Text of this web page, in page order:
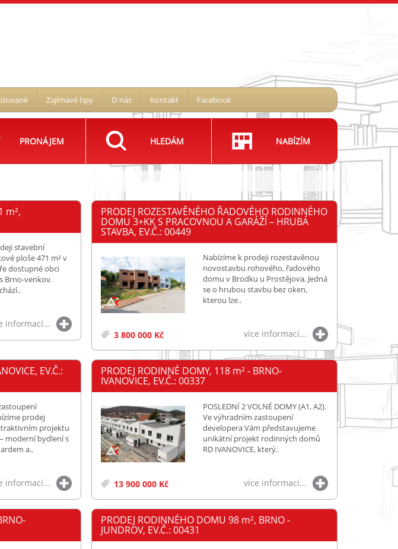
Zajímavé tipy O nás Kontakt Facebook
PRONÁJEM HLEDÁM NABÍZÍM
m²,
stavební
ploše 471 m² v
dostupné obci
Brno-venkov.
informací...
PRODEJ ROZESTAVĚNÉHO ŘADOVÉHO RODINNÉHO
DOMU 3+KK S PRACOVNOU A GARÁŽÍ – HRUBÁ
STAVBA, EV.Č.: 00449
Nabízíme k prodeji rozestavěnou
novostavbu rohového, řadového
domu v Brodku u Prostějova. Jedná
se o hrubou stavbu bez oken,
kterou lze..
3 800 000 Kč více informací...
EV.Č.:
prodej
projektu
– moderní bydlení s
a..
informací...
PRODEJ RODINNÉ DOMY, 118 m² - BRNO-
IVANOVICE, EV.Č.: 00337
POSLEDNÍ 2 VOLNÉ DOMY (A1, A2).
Ve výhradním zastoupení
developera Vám představujeme
unikátní projekt rodinných domů
RD IVANOVICE, který..
13 900 000 Kč více informací...
PRODEJ RODINNÉHO DOMU 98 m², BRNO -
JUNDROV, EV.Č.: 00431